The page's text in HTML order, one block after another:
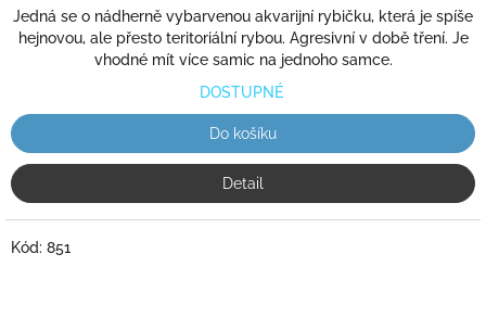
Jedná se o nádherně vybarvenou akvarijní rybičku, která je spíše
hejnovou, ale přesto teritoriální rybou. Agresivní v době tření. Je
vhodné mít více samic na jednoho samce.
DOSTUPNÉ
Do košíku
Detail
Kód: 851